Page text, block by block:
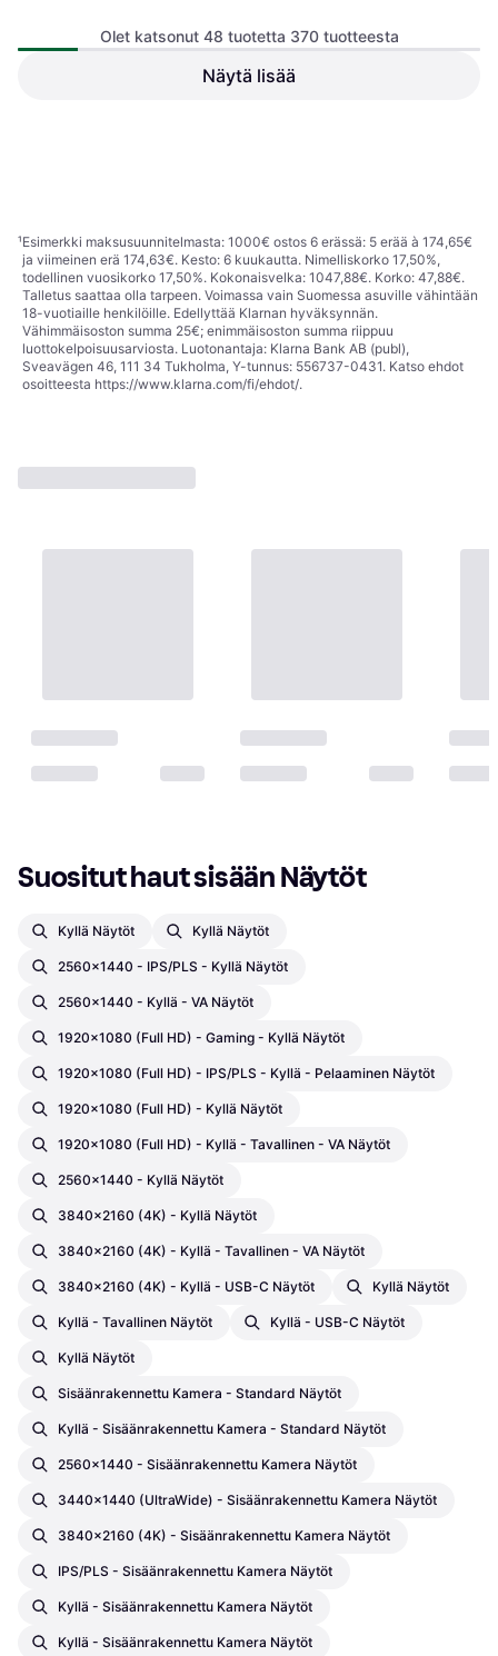
QHD Battery
Olet katsonut 48 tuotetta 370 tuotteesta
Näytä lisää
¹Esimerkki maksusuunnitelmasta: 1000€ ostos 6 erässä: 5 erää à 174,65€
ja viimeinen erä 174,63€. Kesto: 6 kuukautta. Nimelliskorko 17,50%,
todellinen vuosikorko 17,50%. Kokonaisvelka: 1047,88€. Korko: 47,88€.
Talletus saattaa olla tarpeen. Voimassa vain Suomessa asuville vähintään
18-vuotiaille henkilöille. Edellyttää Klarnan hyväksynnän.
Vähimmäisoston summa 25€; enimmäisoston summa riippuu
luottokelpoisuusarviosta. Luotonantaja: Klarna Bank AB (publ),
Sveavägen 46, 111 34 Tukholma, Y-tunnus: 556737-0431. Katso ehdot
osoitteesta https://www.klarna.com/fi/ehdot/.
Suositut haut sisään Näytöt
Kyllä Näytöt Kyllä Näytöt
2560x1440 - IPS/PLS - Kyllä Näytöt
2560x1440 - Kyllä - VA Näytöt
1920x1080 (Full HD) - Gaming - Kyllä Näytöt
1920x1080 (Full HD) - IPS/PLS - Kyllä - Pelaaminen Näytöt
1920x1080 (Full HD) - Kyllä Näytöt
1920x1080 (Full HD) - Kyllä - Tavallinen - VA Näytöt
2560x1440 - Kyllä Näytöt
3840x2160 (4K) - Kyllä Näytöt
3840x2160 (4K) - Kyllä - Tavallinen - VA Näytöt
3840x2160 (4K) - Kyllä - USB-C Näytöt Kyllä Näytöt
Kyllä - Tavallinen Näytöt Kyllä - USB-C Näytöt
Kyllä Näytöt
Sisäänrakennettu Kamera - Standard Näytöt
Kyllä - Sisäänrakennettu Kamera - Standard Näytöt
2560x1440 - Sisäänrakennettu Kamera Näytöt
3440x1440 (UltraWide) - Sisäänrakennettu Kamera Näytöt
3840x2160 (4K) - Sisäänrakennettu Kamera Näytöt
IPS/PLS - Sisäänrakennettu Kamera Näytöt
Kyllä - Sisäänrakennettu Kamera Näytöt
Kyllä - Sisäänrakennettu Kamera Näytöt